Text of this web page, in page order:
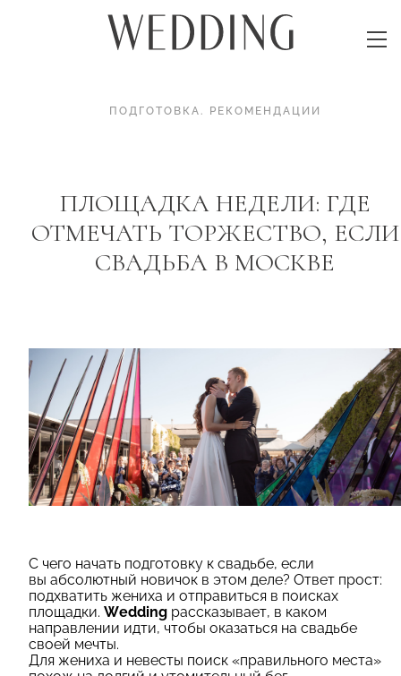
ПОДГОТОВКА. РЕКОМЕНДАЦИИ
ПЛОЩАДКА НЕДЕЛИ: ГДЕ
ОТМЕЧАТЬ ТОРЖЕСТВО, ЕСЛИ
СВАДЬБА В МОСКВЕ
С чего начать подготовку к свадьбе, если
вы абсолютный новичок в этом деле? Ответ прост:
подхватить жениха и отправиться в поисках
площадки. Wedding рассказывает, в каком
направлении идти, чтобы оказаться на свадьбе
своей мечты.
Для жениха и невесты поиск «правильного места»